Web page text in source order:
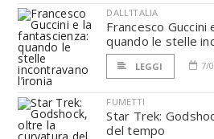
DALL'ITALIA
Francesco Guccini
quando le stelle
LEGGI 7/
FUMETTI
Star Trek:
del tempo